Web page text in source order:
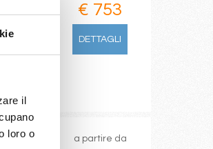
il
loro o
€ 753
DETTAGLI
a partire da